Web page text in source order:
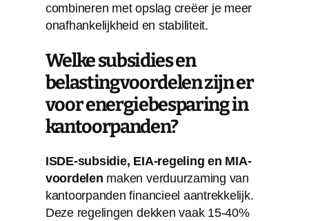
combineren met opslag creëer je meer
onafhankelijkheid en stabiliteit.
Welke subsidies en
belastingvoordelen zijn er
voor energiebesparing in
kantoorpanden?
ISDE-subsidie, EIA-regeling en MIA-
voordelen maken verduurzaming van
kantoorpanden financieel aantrekkelijk.
Deze regelingen dekken vaak 15-40%